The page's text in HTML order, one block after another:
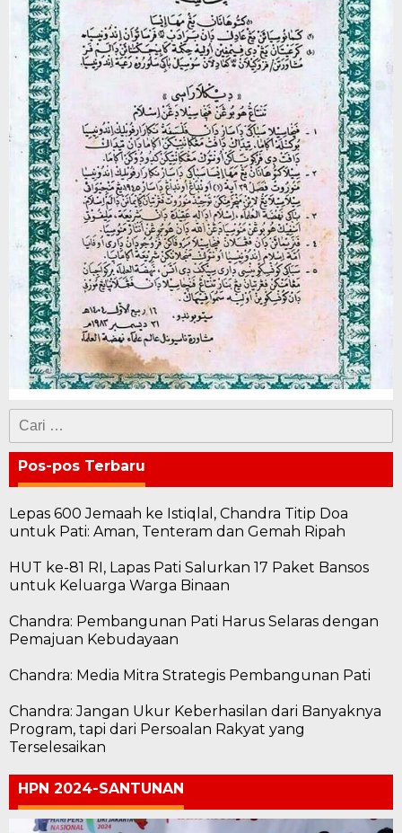
Cari
untuk:
Pos-pos Terbaru
Lepas 600 Jemaah ke Istiqlal, Chandra Titip Doa
untuk Pati: Aman, Tenteram dan Gemah Ripah
HUT ke-81 RI, Lapas Pati Salurkan 17 Paket Bansos
untuk Keluarga Warga Binaan
Chandra: Pembangunan Pati Harus Selaras dengan
Pemajuan Kebudayaan
Chandra: Media Mitra Strategis Pembangunan Pati
Chandra: Jangan Ukur Keberhasilan dari Banyaknya
Program, tapi dari Persoalan Rakyat yang
Terselesaikan
HPN 2024-SANTUNAN